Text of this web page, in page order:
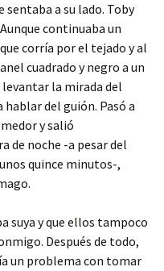
sentaba a su lado. Toby
continuaba un
corría por el tejado y al
cuadrado y negro a un
la mirada del
del guión. Pasó a
y salió
de noche -a pesar del
quince minutos-,
suya y que ellos tampoco
Después de todo,
un problema con tomar